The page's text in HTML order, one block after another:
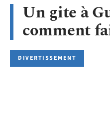
Un gite à
comment
DIVERTISSEMENT